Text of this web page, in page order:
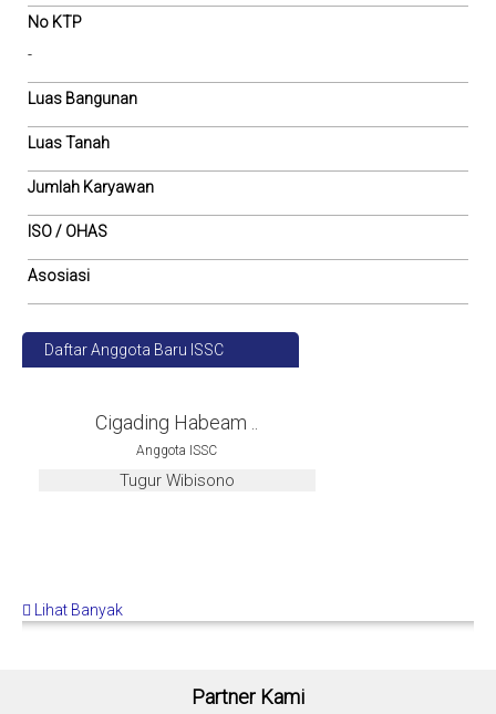
No KTP
-
Luas Bangunan
Luas Tanah
Jumlah Karyawan
ISO / OHAS
Asosiasi
Daftar Anggota Baru ISSC
Cigading Habeam ..
Anggota ISSC
Tugur Wibisono
Lihat Banyak
Partner Kami